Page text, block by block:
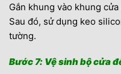
Gắn khung vào khung
Sau đó, sử dụng keo
tường.
Bước 7: Vệ sinh bộ cửa